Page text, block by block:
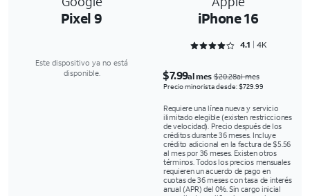
Pixel 9 iPhone 16
Rated 4.1645 out of 5
4.1 4K
Este dispositivo ya no está
disponible.
$7.99al mes$20.28al mes
Precio minorista desde: $729.99
Requiere una línea nueva y servicio
ilimitado elegible (existen restricciones
de velocidad). Precio después de los
créditos durante 36 meses. Incluye
crédito adicional en la factura de $5.56
al mes por 36 meses. Existen otros
términos. Todos los precios mensuales
requieren un acuerdo de pago en
cuotas de 36 meses con tasa de interés
anual (APR) del 0%. Sin cargo inicial